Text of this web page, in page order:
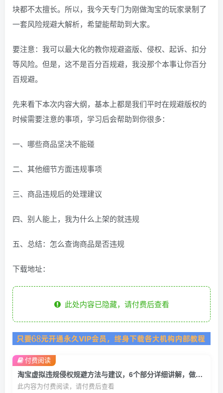
块都不太擅长。所以，我今天专门为刚做淘宝的玩家录制了
一套风险规避大解析，希望能帮助到大家。
要注意：我可以最大化的教你规避盗版、侵权、起诉、扣分
等风险。但是，这不是百分百规避，我没那个本事让你百分
百规避。
先来看下本次内容大纲，基本上都是我们平时在规避版权的
时候需要注意的事项，学习后会帮助到你很多：
一、哪些商品坚决不能碰
二、其他细节方面违规事项
三、商品违规后的处理建议
四、别人能上，我为什么上架的就违规
五、总结：怎么查询商品是否违规
下载地址：
此处内容已隐藏，请付费后查看
淘宝虚拟违规侵权规避方法与建议，6个部分详细讲解，做虚拟资源必看
此内容为付费阅读，请付费后查看
付费阅读